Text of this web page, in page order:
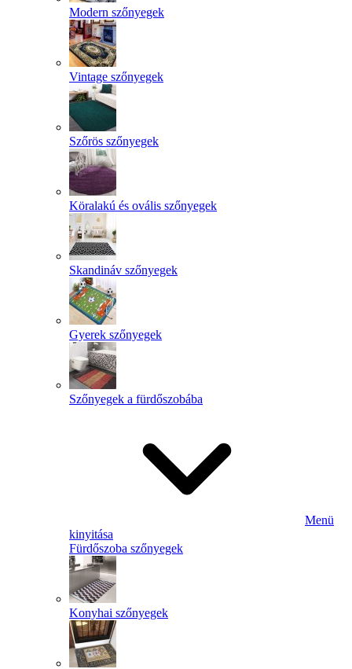
Modern szőnyegek
Vintage szőnyegek
Szőrös szőnyegek
Köralakú és ovális szőnyegek
Skandináv szőnyegek
Gyerek szőnyegek
Szőnyegek a fürdőszobába
Menü
kinyitása
Fürdőszoba szőnyegek
Konyhai szőnyegek